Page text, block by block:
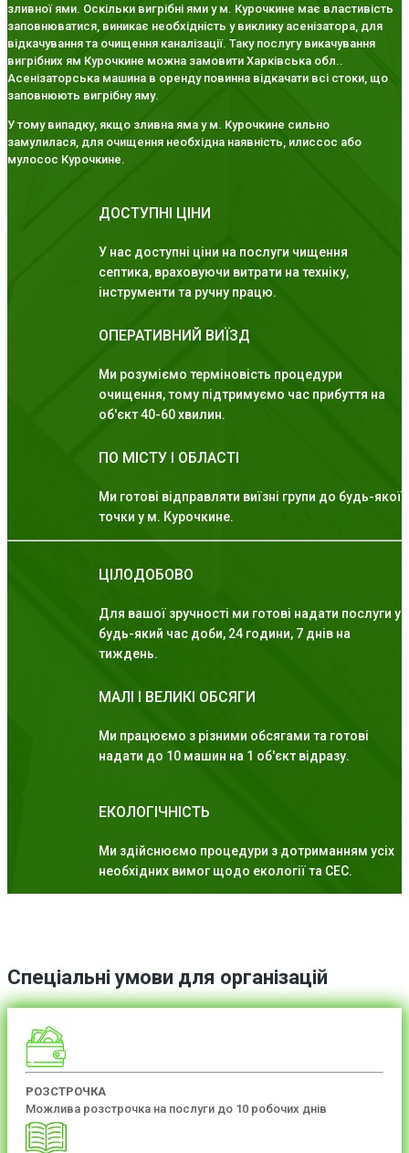
зливної ями. Оскільки вигрібні ями у м. Курочкине має властивість
заповнюватися, виникає необхідність у виклику асенізатора, для
відкачування та очищення каналізації. Таку послугу викачування
вигрібних ям Курочкине можна замовити Харківська обл..
Асенізаторська машина в оренду повинна відкачати всі стоки, що
заповнюють вигрібну яму.
У тому випадку, якщо зливна яма у м. Курочкине сильно
замулилася, для очищення необхідна наявність, илиссос або
мулосос Курочкине.
ДОСТУПНІ ЦІНИ
У нас доступні ціни на послуги чищення
септика, враховуючи витрати на техніку,
інструменти та ручну працю.
ОПЕРАТИВНИЙ ВИЇЗД
Ми розуміємо терміновість процедури
очищення, тому підтримуємо час прибуття на
об'єкт 40-60 хвилин.
ПО МІСТУ І ОБЛАСТІ
Ми готові відправляти виїзні групи до будь-якої
точки у м. Курочкине.
ЦІЛОДОБОВО
Для вашої зручності ми готові надати послуги у
будь-який час доби, 24 години, 7 днів на
тиждень.
МАЛІ І ВЕЛИКІ ОБСЯГИ
Ми працюємо з різними обсягами та готові
надати до 10 машин на 1 об'єкт відразу.
ЕКОЛОГІЧНІСТЬ
Ми здійснюємо процедури з дотриманням усіх
необхідних вимог щодо екології та СЕС.
Спеціальні умови для організацій
РОЗСТРОЧКА
Можлива розстрочка на послуги до 10 робочих днів